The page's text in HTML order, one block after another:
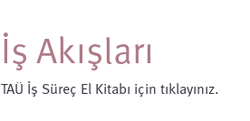
İş Akışları
TAÜ İş Süreç El Kitabı için tıklayınız.